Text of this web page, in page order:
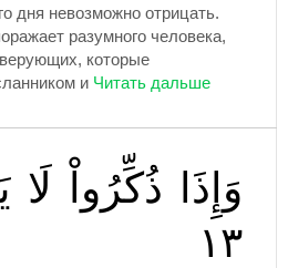
дня невозможно отрицать.
разумного человека,
которые
и
وَإِذَا ذُكِّرُواْ لَا
١٣